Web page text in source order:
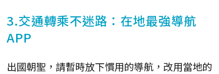
3.交通轉乘不迷路：在地最強導航
APP
出國朝聖，請暫時放下慣用的導航，改用當地的